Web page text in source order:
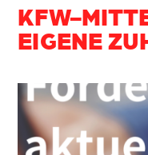
KFW-
EIGENE